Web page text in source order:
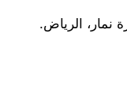
نمار، الرياض.